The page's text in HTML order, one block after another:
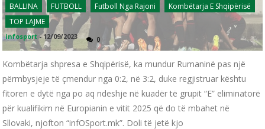
BALLINA FUTBOLL Futboll Nga Rajoni
Kombëtarja E Shqipërisë
TOP LAJME
infosport -12/09/2023 0
Kombëtarja shpresa e Shqipërisë, ka mundur Rumaninë pas një
përmbysjeje të çmendur nga 0:2, në 3:2, duke regjistruar kështu
fitoren e dytë nga po aq ndeshje në kuadër të grupit “E” eliminatorë
për kualifikim në Europianin e vitit 2025 që do të mbahet në
Sllovaki, njofton “infOSport.mk”. Doli të jetë kjo